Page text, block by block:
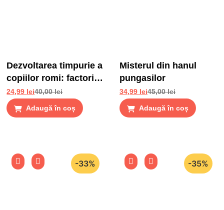
Dezvoltarea timpurie a
copiilor romi: factori
de risc si factori de
protectie
40,00lei
24,99 lei
Adaugă în coș
Misterul din hanul
pungasilor
45,00lei
34,99 lei
Adaugă în coș
-33% -35%